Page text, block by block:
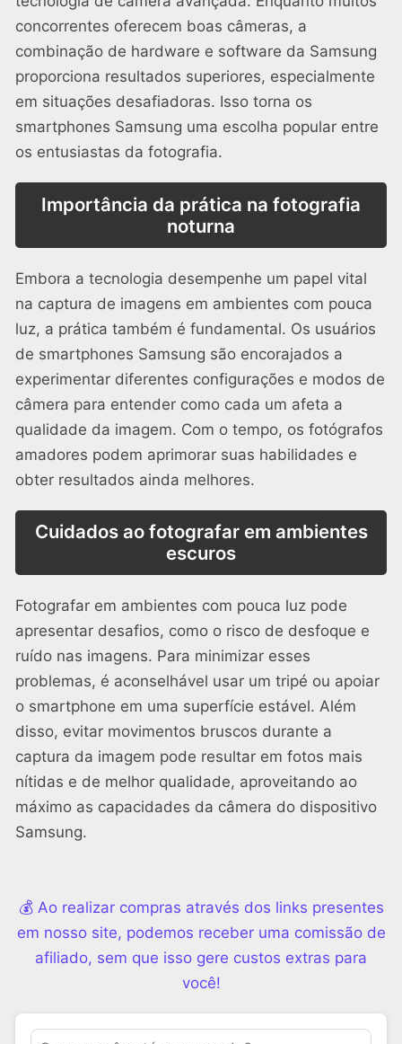
concorrentes oferecem boas câmeras, a
combinação de hardware e software da Samsung
proporciona resultados superiores, especialmente
em situações desafiadoras. Isso torna os
smartphones Samsung uma escolha popular entre
os entusiastas da fotografia.
Importância da prática na fotografia
noturna
Embora a tecnologia desempenhe um papel vital
na captura de imagens em ambientes com pouca
luz, a prática também é fundamental. Os usuários
de smartphones Samsung são encorajados a
experimentar diferentes configurações e modos de
câmera para entender como cada um afeta a
qualidade da imagem. Com o tempo, os fotógrafos
amadores podem aprimorar suas habilidades e
obter resultados ainda melhores.
Cuidados ao fotografar em ambientes
escuros
Fotografar em ambientes com pouca luz pode
apresentar desafios, como o risco de desfoque e
ruído nas imagens. Para minimizar esses
problemas, é aconselhável usar um tripé ou apoiar
o smartphone em uma superfície estável. Além
disso, evitar movimentos bruscos durante a
captura da imagem pode resultar em fotos mais
nítidas e de melhor qualidade, aproveitando ao
máximo as capacidades da câmera do dispositivo
Samsung.
💰 Ao realizar compras através dos links presentes
em nosso site, podemos receber uma comissão de
afiliado, sem que isso gere custos extras para
você!